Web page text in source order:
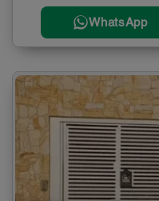
WhatsApp